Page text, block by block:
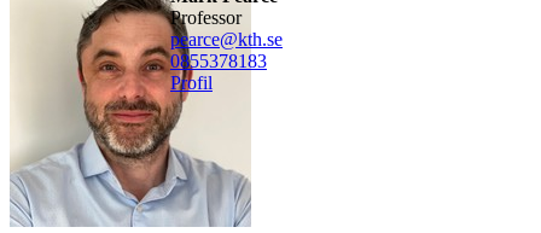
professor
pearce@kth.se
0855378183
Profil